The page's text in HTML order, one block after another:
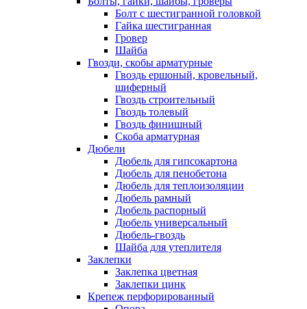
Болт c шестигранной головкой
Гайка шестигранная
Гровер
Шайба
Гвозди, скобы арматурные
Гвоздь ершоный, кровельный,
шиферный
Гвоздь строительный
Гвоздь толевый
Гвоздь финишный
Скоба арматурная
Дюбели
Дюбель для гипсокартона
Дюбель для пенобетона
Дюбель для теплоизоляции
Дюбель рамный
Дюбель распорный
Дюбель универсальный
Дюбель-гвоздь
Шайба для утеплителя
Заклепки
Заклепка цветная
Заклепки цинк
Крепеж перфорированный